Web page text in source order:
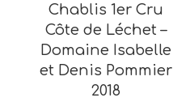
Chablis 1er Cru
Côte de Léchet –
Domaine Isabelle
et Denis Pommier
2018